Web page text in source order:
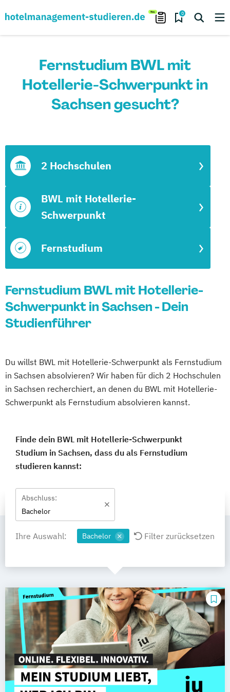
0
Fernstudium BWL mit
Hotellerie-Schwerpunkt in
Sachsen gesucht?
Fernstudium
BWL mit Hotellerie-
Schwerpunkt
2 Hochschulen
Fernstudium BWL mit Hotellerie-
Schwerpunkt in Sachsen - Dein
Studienführer
Du willst BWL mit Hotellerie-Schwerpunkt als Fernstudium
in Sachsen absolvieren? Wir haben für dich 2 Hochschulen
in Sachsen recherchiert, an denen du BWL mit Hotellerie-
Schwerpunkt als Fernstudium absolvieren kannst.
Finde dein BWL mit Hotellerie-Schwerpunkt
Studium in Sachsen, dass du als Fernstudium
studieren kannst:
Abschluss:
Bachelor
Ihre Auswahl: Bachelor Filter zurücksetzen